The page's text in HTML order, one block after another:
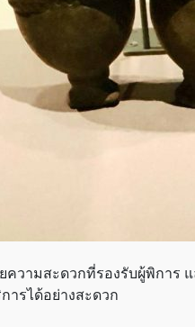
ความสะดวกที่รองรับผู้พิการ
ารได้อย่างสะดวก